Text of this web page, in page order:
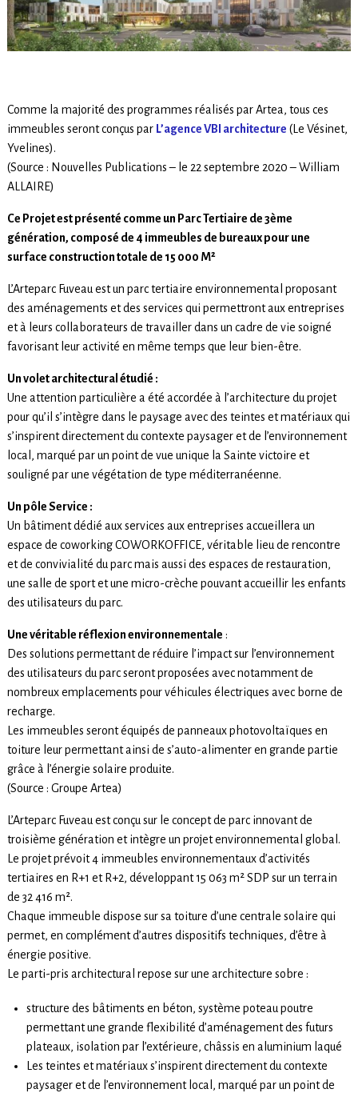
Comme la majorité des programmes réalisés par Artea, tous ces
immeubles seront conçus par L’agence VBI architecture (Le Vésinet,
Yvelines).
(Source : Nouvelles Publications – le 22 septembre 2020 – William
ALLAIRE)
Ce Projet est présenté comme un Parc Tertiaire de 3ème
génération, composé de 4 immeubles de bureaux pour une
surface construction totale de 15 000 M²
L’Arteparc Fuveau est un parc tertiaire environnemental proposant
des aménagements et des services qui permettront aux entreprises
et à leurs collaborateurs de travailler dans un cadre de vie soigné
favorisant leur activité en même temps que leur bien-être.
Un volet architectural étudié :
Une attention particulière a été accordée à l’architecture du projet
pour qu’il s’intègre dans le paysage avec des teintes et matériaux qui
s’inspirent directement du contexte paysager et de l’environnement
local, marqué par un point de vue unique la Sainte victoire et
souligné par une végétation de type méditerranéenne.
Un pôle Service :
Un bâtiment dédié aux services aux entreprises accueillera un
espace de coworking COWORKOFFICE, véritable lieu de rencontre
et de convivialité du parc mais aussi des espaces de restauration,
une salle de sport et une micro-crèche pouvant accueillir les enfants
des utilisateurs du parc.
Une véritable réflexion environnementale :
Des solutions permettant de réduire l’impact sur l’environnement
des utilisateurs du parc seront proposées avec notamment de
nombreux emplacements pour véhicules électriques avec borne de
recharge.
Les immeubles seront équipés de panneaux photovoltaïques en
toiture leur permettant ainsi de s’auto-alimenter en grande partie
grâce à l’énergie solaire produite.
(Source : Groupe Artea)
L’Arteparc Fuveau est conçu sur le concept de parc innovant de
troisième génération et intègre un projet environnemental global.
Le projet prévoit 4 immeubles environnementaux d’activités
tertiaires en R+1 et R+2, développant 15 063 m² SDP sur un terrain
de 32 416 m².
Chaque immeuble dispose sur sa toiture d’une centrale solaire qui
permet, en complément d’autres dispositifs techniques, d’être à
énergie positive.
Le parti-pris architectural repose sur une architecture sobre :
structure des bâtiments en béton, système poteau poutre
permettant une grande flexibilité d’aménagement des futurs
plateaux, isolation par l’extérieure, châssis en aluminium laqué
Les teintes et matériaux s’inspirent directement du contexte
paysager et de l’environnement local, marqué par un point de